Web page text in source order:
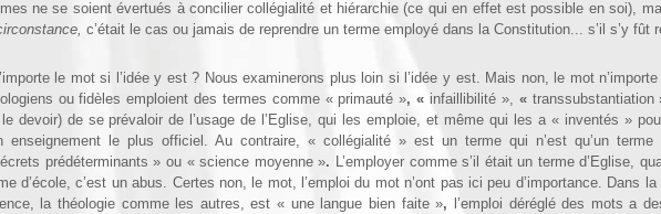
ne se soient évertués à concilier collégialité et hiérarchie (ce qui en effet est possible en soi),
c’était le cas ou jamais de reprendre un terme employé dans la Constitution... s’il s’y fût
le mot si l’idée y est ? Nous examinerons plus loin si l’idée y est. Mais non, le mot
ou fidèles emploient des termes comme « primauté », « infaillibilité », « transsubstantia­tion
devoir) de se prévaloir de l’usage de l’Eglise, qui les emploie, et même qui les a « inventés »
enseignement le plus officiel. Au contraire, « collégialité » est un terme qui n’est qu’un terme
prédétermi­nants » ou « science moyenne ». L’employer comme s’il était un terme d’Eglise,
d’école, c’est un abus. Certes non, le mot, l’emploi du mot n’ont pas ici peu d’importance. Dans
la théologie comme les autres, est « une langue bien faite »,
l’emploi déréglé des mots a